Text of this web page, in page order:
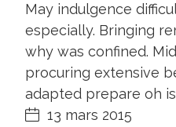
May indulgence
especially. Bringing
why was confined.
procuring extensive
adapted prepare oh
13 mars 2015